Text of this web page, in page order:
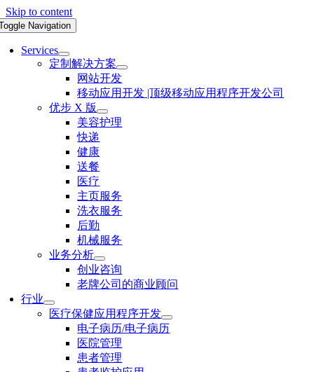
Skip to content
Navigation
Services
定制解决方案
网站开发
移动应用开发 |顶级移动应用程序开发公司
优步 X 版
美容护理
快递
健康
送餐
医疗
主页服务
洗衣服务
后勤
机械服务
业务分析
创业咨询
老牌公司的商业顾问
行业
医疗保健应用程序开发
电子病历/电子病历
医院管理
患者管理